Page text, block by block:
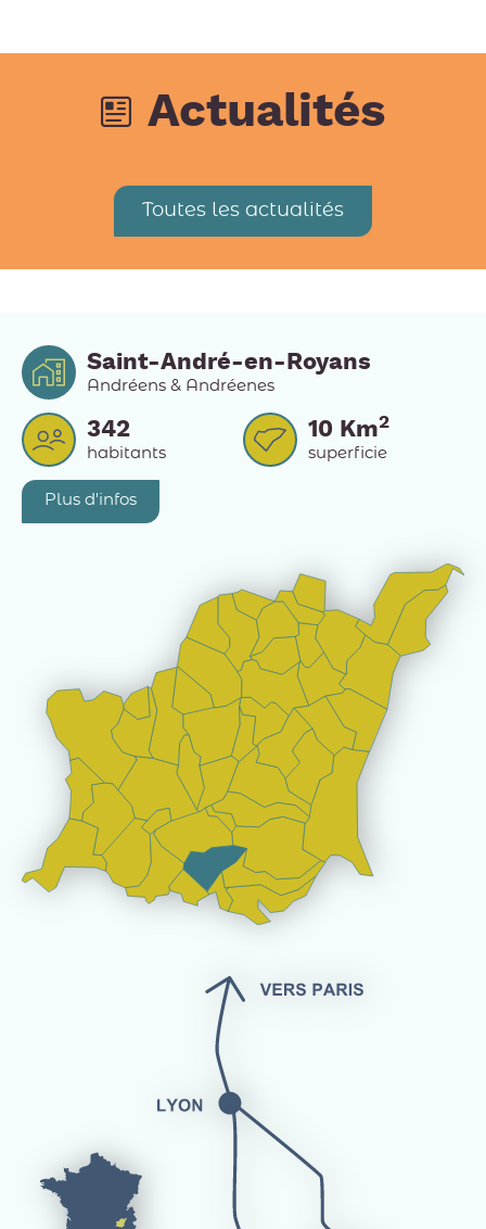
Actualités
Toutes les actualités
Saint-André-en-Royans
Andréens & Andréenes
342
habitants
10 Km2
superficie
Plus d'infos